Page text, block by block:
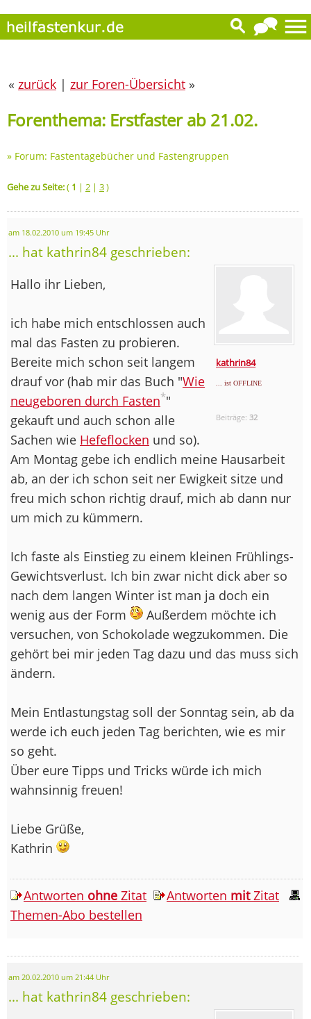
« zurück | zur Foren-Übersicht »
Forenthema: Erstfaster ab 21.02.
» Forum: Fastentagebücher und Fastengruppen
Gehe zu Seite:( 1 | 2 | 3)
am 18.02.2010 um 19:45 Uhr
... hat kathrin84 geschrieben:
kathrin84
... ist OFFLINE
Beiträge:32
Hallo ihr Lieben,
ich habe mich entschlossen auch
mal das Fasten zu probieren.
Bereite mich schon seit langem
drauf vor (hab mir das Buch "Wie
neugeboren durch Fasten*"
gekauft und auch schon alle
Sachen wie Hefeflocken und so).
Am Montag gebe ich endlich meine Hausarbeit
ab, an der ich schon seit ner Ewigkeit sitze und
freu mich schon richtig drauf, mich ab dann nur
um mich zu kümmern.
Ich faste als Einstieg zu einem kleinen Frühlings-
Gewichtsverlust. Ich bin zwar nicht dick aber so
nach dem langen Winter ist man ja doch ein
wenig aus der Form
Außerdem möchte ich
versuchen, von Schokolade wegzukommen. Die
gehört bei mir jeden Tag dazu und das muss sich
ändern.
Mein Entlastungstag soll der Sonntag sein, ab da
werde ich euch jeden Tag berichten, wie es mir
so geht.
Über eure Tipps und Tricks würde ich mich
wahnsinnig freuen!
Liebe Grüße,
Kathrin
Antworten ohne Zitat Antworten mitZitat
Themen-Abo bestellen
am 20.02.2010 um 21:44 Uhr
... hat kathrin84 geschrieben: